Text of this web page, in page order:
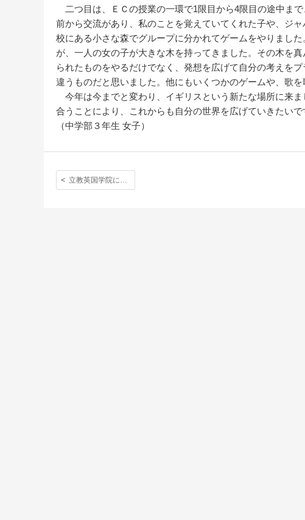
二つ目は、ＥＣの授業の一環で1限目から4限目の途中ま
前から交流があり、私のことを覚えていてくれた子や、ジ
校にある小さな森でグループに分かれてゲームをやりまし
が、一人の女の子が大きな木を持ってきました。その木を
られたものをやるだけでなく、発想を広げて自分の考えを
違うものだと思いました。他にもいくつかのゲームや、歌
今年は今までと変わり、イギリスという新たな場所に来
合うことにより、これからも自分の世界を広げていきたいで
（中学部３年生 女子）
立教英国学院に入学して